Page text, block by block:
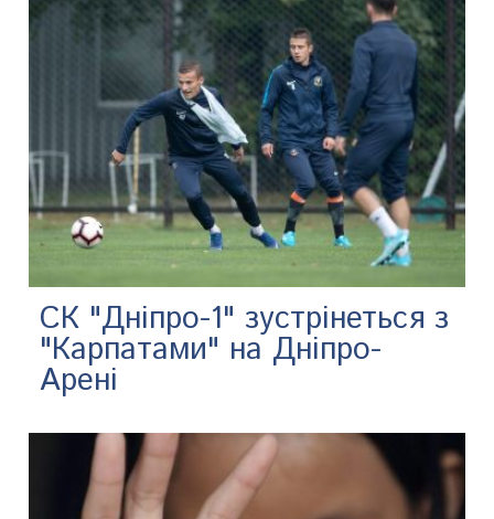
СК "Дніпро-1" зустрінеться з
"Карпатами" на Дніпро-
Арені